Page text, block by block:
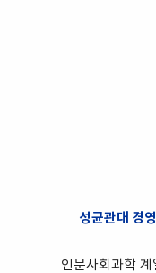
성균관대 경
인문사회과학